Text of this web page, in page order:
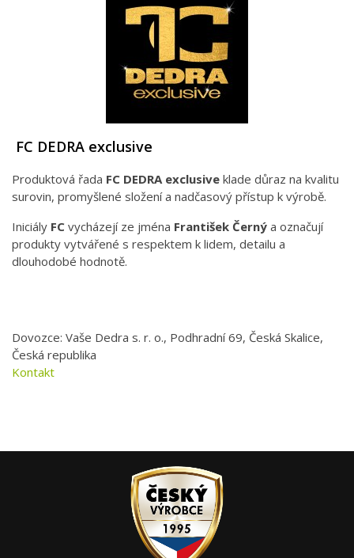
FC DEDRA exclusive
Produktová řada FC DEDRA exclusive klade důraz na kvalitu
surovin, promyšlené složení a nadčasový přístup k výrobě.
Iniciály FC vycházejí ze jména František Černý a označují
produkty vytvářené s respektem k lidem, detailu a
dlouhodobé hodnotě.
Dovozce: Vaše Dedra s. r. o., Podhradní 69, Česká Skalice,
Česká republika
Kontakt